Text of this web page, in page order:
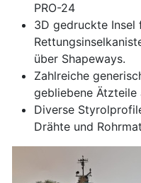
PRO-24
3D gedruckte Insel
über Shapeways.
Zahlreiche
gebliebene Ätzteile
Diverse
Drähte und